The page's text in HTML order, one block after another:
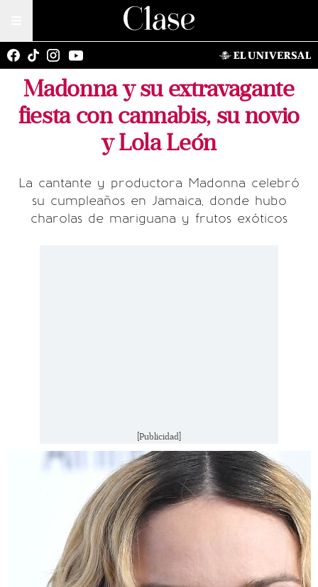
Madonna y su extravagante
fiesta con cannabis, su novio
y Lola León
La cantante y productora Madonna celebró
su cumpleaños en Jamaica, donde hubo
charolas de mariguana y frutos exóticos
[Publicidad]